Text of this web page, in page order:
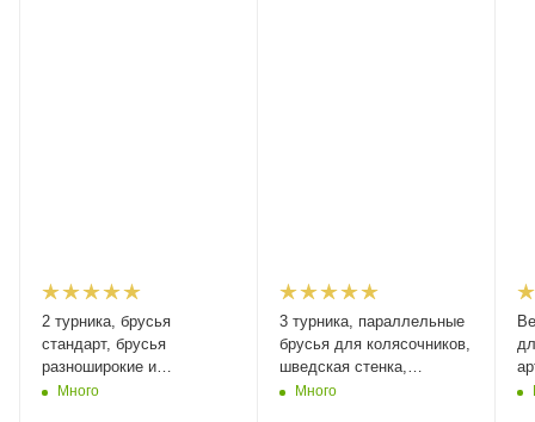
2 турника, брусья
стандарт, брусья
разноширокие и
вертикальные поручни
Много
3 турника, параллельные
брусья для колясочников,
шведская стенка,
перекладина для
Много